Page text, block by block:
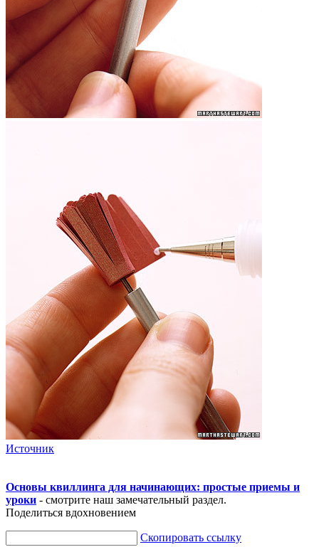
Источник
Основы квиллинга для начинающих: простые приемы и
уроки - смотрите наш замечательный раздел.
Поделиться вдохновением
Скопировать ссылку